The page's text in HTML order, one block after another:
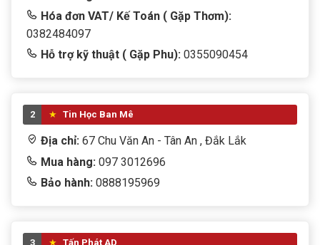
Hóa đơn VAT/ Kế Toán ( Gặp Thơm):
0382484097
Hỗ trợ kỹ thuật ( Gặp Phu): 0355090454
2 Tin Học Ban Mê
Địa chỉ: 67 Chu Văn An - Tân An , Đắk Lắk
Mua hàng: 097 3012696
Bảo hành: 0888195969
3 Tấn Phát AD